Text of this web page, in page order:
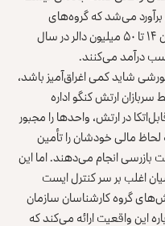
می‌شد که گروه‌های
دالر
در سال
درآمد می‌کنند.
شورشی شاید کمی اغراق‌آمیز باشد،
ارتش کنگو اداره
در ارتش، واحدها را مجبور
مالی خودشان را تأمین
بازرسی انجام می‌دهند. اما این
اغلب بر سر کنترل ایست
گروه‌ کارشناسان سازمان
این واقعیت ارائه می‌کند که